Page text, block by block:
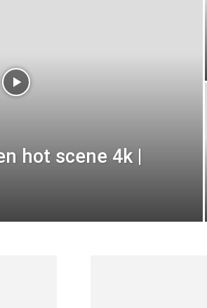
hot scene 4k |